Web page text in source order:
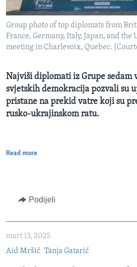
Group photo of top diplomats from
France, Germany, Italy, Japan, and the
meeting in Charlevoix, Quebec.
Najviši diplomati iz Grupe sedam
svjetskih demokracija pozvali su
pristane na prekid vatre koji su
rusko-ukrajinskom ratu.
Read more
Podijeli
mart 13, 2025
Aid Mršić Tanja Gatarić